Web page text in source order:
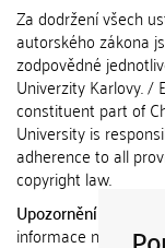
Za dodržení všech
autorského zákona
zodpovědné
Univerzity Karlovy. /
constituent part of
University is
adherence to all
copyright law.
Upozornění / Notice:
informace nemohou